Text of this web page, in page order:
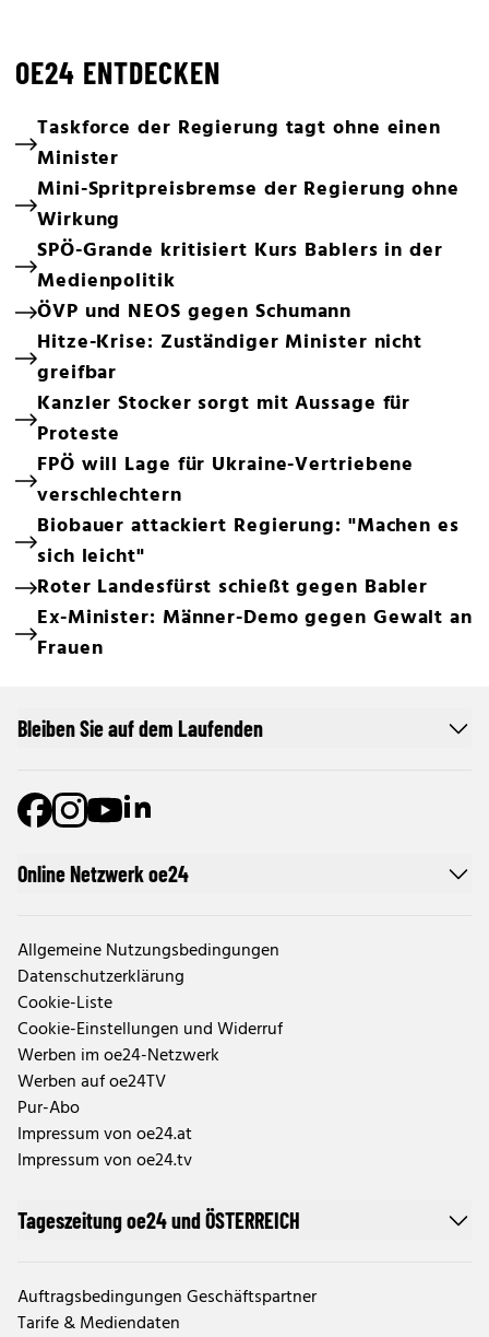
OE24 ENTDECKEN
Taskforce der Regierung tagt ohne einen
Minister
Mini-Spritpreisbremse der Regierung ohne
Wirkung
SPÖ-Grande kritisiert Kurs Bablers in der
Medienpolitik
ÖVP und NEOS gegen Schumann
Hitze-Krise: Zuständiger Minister nicht
greifbar
Kanzler Stocker sorgt mit Aussage für
Proteste
FPÖ will Lage für Ukraine-Vertriebene
verschlechtern
Biobauer attackiert Regierung: "Machen es
sich leicht"
Roter Landesfürst schießt gegen Babler
Ex-Minister: Männer-Demo gegen Gewalt an
Frauen
Online Netzwerk oe24
Allgemeine Nutzungsbedingungen
Datenschutzerklärung
Cookie-Liste
Cookie-Einstellungen und Widerruf
Werben im oe24-Netzwerk
Werben auf oe24TV
Pur-Abo
Impressum von oe24.at
Impressum von oe24.tv
Tageszeitung oe24 und ÖSTERREICH
Auftragsbedingungen Geschäftspartner
Tarife & Mediendaten
Bleiben Sie auf dem Laufenden